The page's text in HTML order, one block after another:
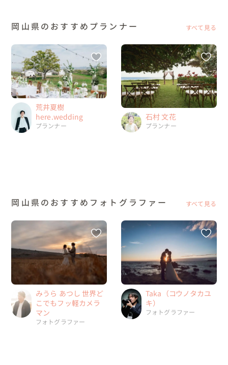
岡山県のおすすめプランナー すべて見る
荒井夏樹
here.wedding
プランナー
石村 文花
プランナー
岡山県のおすすめフォトグラファー すべて見る
みうら あつし 世界ど
こでもフッ軽カメラ
マン
フォトグラファー
Taka（コウノタカユ
キ）
フォトグラファー